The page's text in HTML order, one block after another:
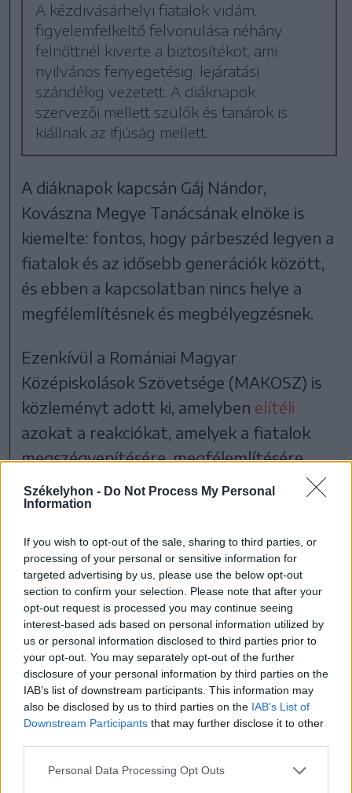
Székelyhon - Do Not Process My Personal
Information
If you wish to opt-out of the sale, sharing to third parties, or
processing of your personal or sensitive information for
targeted advertising by us, please use the below opt-out
section to confirm your selection. Please note that after your
opt-out request is processed you may continue seeing
interest-based ads based on personal information utilized by
us or personal information disclosed to third parties prior to
your opt-out. You may separately opt-out of the further
disclosure of your personal information by third parties on the
IAB’s list of downstream participants. This information may
also be disclosed by us to third parties on the IAB’s List of
Downstream Participants that may further disclose it to other
Personal Data Processing Opt Outs
A kézdivásárhelyi fiatalok vidám,
figyelemfelkeltő felvonulása néhány
felnőttnél kiverte a biztosítékot, ami
nyilvános fenyegetésig, lejáratási
szándékig vezetett. A diáknapok
szervezői mellett szülők és tanárok is
kiállnak az ifjúság mellett.
A diáknapok kapcsán Gáj Nándor,
Kovászna Megye Tanácsának elnöke is
kiemelte: fontos, hogy párbeszéd legyen a
fiatalok és az idősebb generációk között,
és ebben a kapcsolatban nincs helye a
megfélemlítésnek és megbélyegzésnek.
Ezenkívül a Romániai Magyar
Középiskolások Szövetsége (MAKOSZ) is
közleményt adott ki, amelyben elítéli
azokat a reakciókat, amelyek a fiatalok
megszégyenítésére, megfélemlítésére
vagy elhallgattatására irányulnak.
Elfogadhatatlannak tartják, hogy
diákokat (köztük kiskorúakat) online
térben fenyegetések érjenek, és hogy a
közbeszéd eldurvuljon egy ártatlan
diákrendezvényt illetően.
Háromszék Oktatás